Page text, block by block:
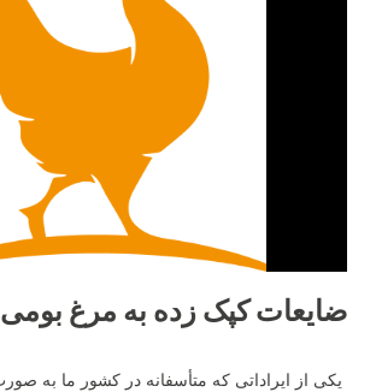
ضایعات کپک زده به مرغ بومی
یکی از ایراداتی که متأسفانه در کشور ما به